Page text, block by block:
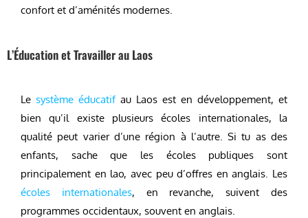
confort et d’aménités modernes.
L’Éducation et Travailler au Laos
Le système éducatifau Laos est en développement, et
bien qu’il existe plusieurs écoles internationales, la
qualité peut varier d’une région à l’autre. Si tu as des
enfants, sache que les écoles publiques sont
principalement en lao, avec peu d’offres en anglais. Les
écoles internationales, en revanche, suivent des
programmes occidentaux, souvent en anglais.